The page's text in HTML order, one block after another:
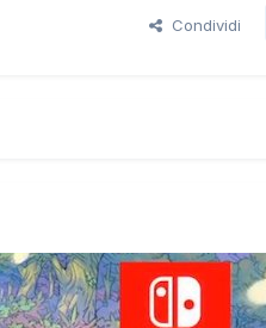
Condividi